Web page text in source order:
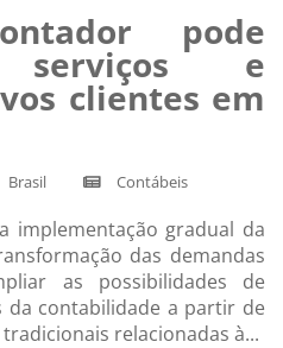
pode
serviços e
clientes em
Brasil Contábeis
implementação gradual da
das demandas
as possibilidades de
da contabilidade a partir de
relacionadas à...